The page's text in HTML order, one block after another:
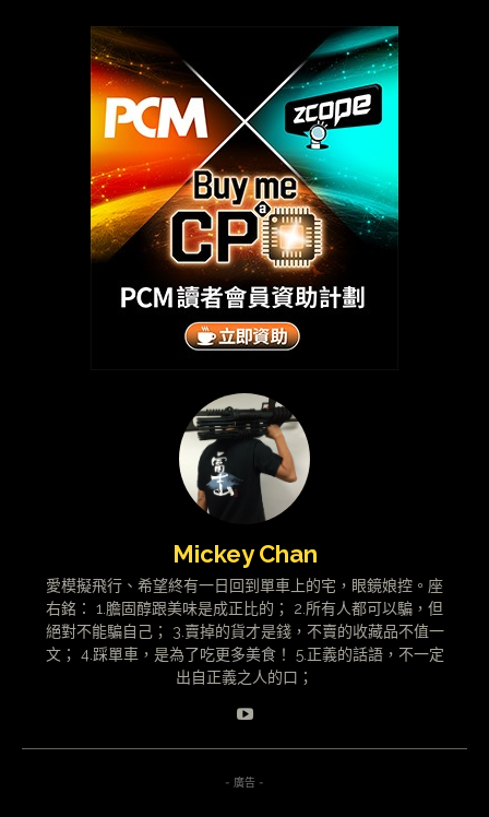
Mickey Chan
愛模擬飛行、希望終有一日回到單車上的宅，眼鏡娘控。座
右銘： 1.膽固醇跟美味是成正比的； 2.所有人都可以騙，但
絕對不能騙自己； 3.賣掉的貨才是錢，不賣的收藏品不值一
文； 4.踩單車，是為了吃更多美食！ 5.正義的話語，不一定
出自正義之人的口；
- 廣告 -